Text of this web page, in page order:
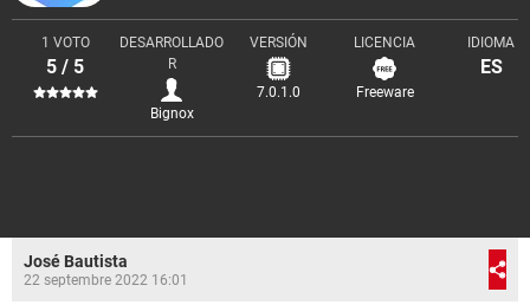
1 VOTO
5 / 5
DESARROLLADO
R
Bignox
VERSIÓN
7.0.1.0
LICENCIA
Freeware
IDIOMA
ES
José Bautista
22 septembre 2022 16:01